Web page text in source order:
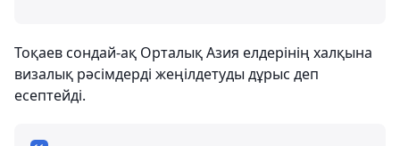
Тоқаев сондай-ақ Орталық Азия елдерінің халқына
визалық рәсімдерді жеңілдетуды дұрыс деп
есептейді.